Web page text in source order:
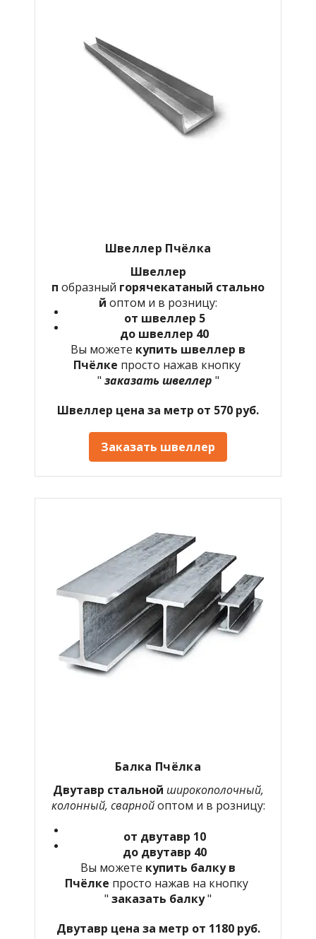
Швеллер Пчёлка
Швеллер
п образный горячекатаный стально
й оптом и в розницу:
от швеллер 5
до швеллер 40
Вы можете купить швеллер в
Пчёлке просто нажав кнопку
" заказать швеллер "
Швеллер цена за метр от 570 руб.
Заказать швеллер
Балка Пчёлка
Двутавр стальной широкополочный,
колонный, сварнойоптом и в розницу:
от двутавр 10
до двутавр 40
Вы можете купить балку в
Пчёлке просто нажав на кнопку
" заказать балку"
Двутавр цена за метр от 1180 руб.